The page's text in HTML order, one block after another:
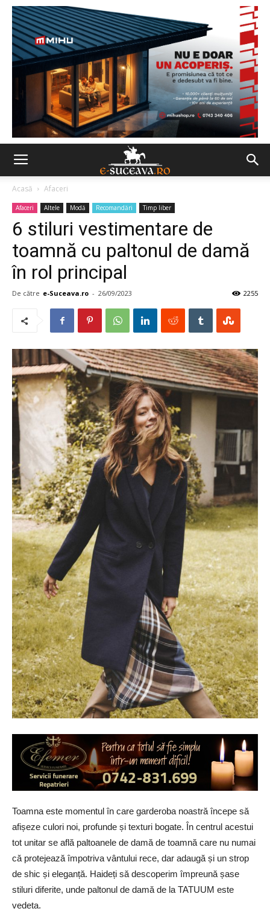
Acasă Afaceri
Afaceri Altele Modă Recomandări Timp liber
6 stiluri vestimentare de
toamnă cu paltonul de damă
în rol principal
De către e-Suceava.ro - 26/09/2023 2255
Toamna este momentul în care garderoba noastră începe să
afișeze culori noi, profunde și texturi bogate. În centrul acestui
tot unitar se află paltoanele de damă de toamnă care nu numai
că protejează împotriva vântului rece, dar adaugă și un strop
de shic și eleganță. Haideți să descoperim împreună șase
stiluri diferite, unde paltonul de damă de la TATUUM este
vedeta.